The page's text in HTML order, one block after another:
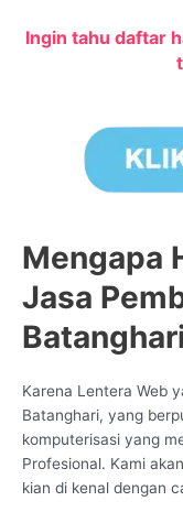
Ingin tahu daftar
Mengapa
Jasa
Karena Lentera Web
Batanghari, yang
komputerisasi yang
Profesional. Kami
kian di kenal dengan